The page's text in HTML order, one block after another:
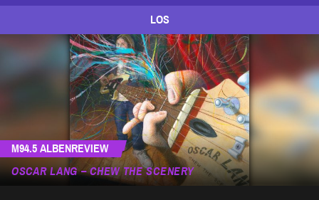
LOS
M94.5 ALBENREVIEW
OSCAR LANG – CHEW THE SCENERY